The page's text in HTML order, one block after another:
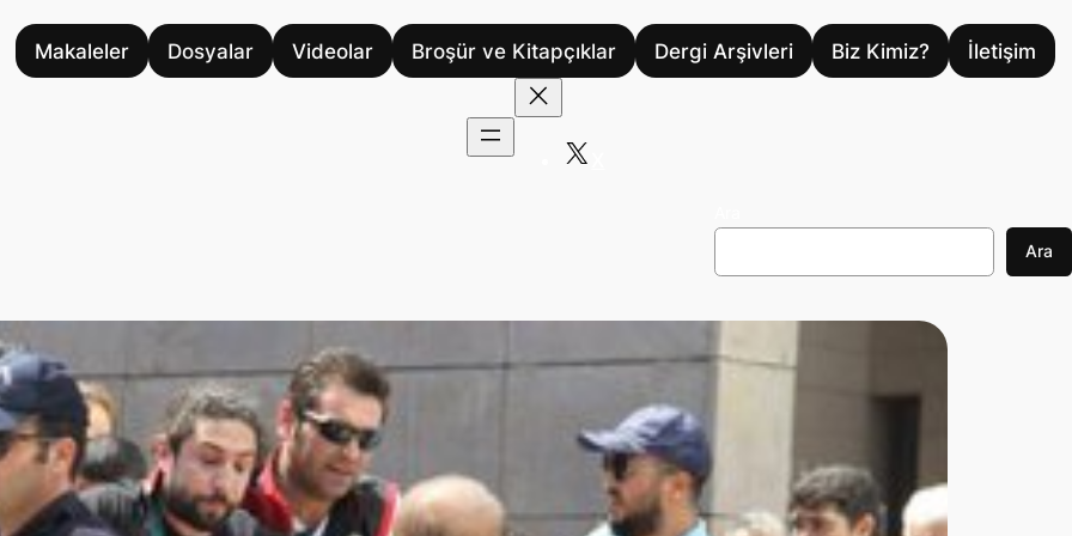
Makaleler Dosyalar Videolar Broşür ve Kitapçıklar Dergi Arşivleri Biz Kimiz? İletişim
Ara